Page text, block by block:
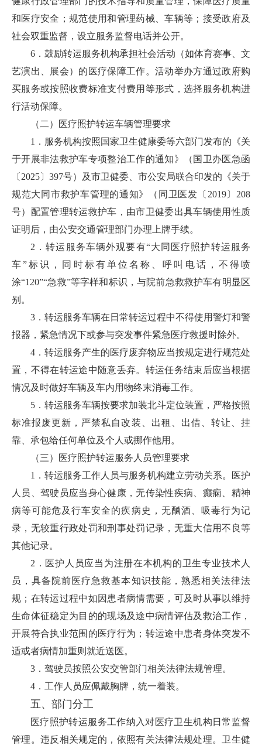
和医疗安全；规范使用和管理药械、车辆等；接受政府及
社会双重监督，设立服务监督电话并公开。
6．鼓励转运服务机构承担社会活动（如体育赛事、文
艺演出、展会）的医疗保障工作。活动举办方通过政府购
买服务或按照收费标准支付费用等形式，选择服务机构进
行活动保障。
（二）医疗照护转运车辆管理要求
1．服务机构按照国家卫生健康委等六部门发布的《关
于开展非法救护车专项整治工作的通知》（国卫办医急函
〔2025〕397号）及市卫健委、市公安局联合印发的《关于
规范大同市救护车管理的通知》（同卫医发〔2019〕208
号）配置管理转运救护车，由市卫健委出具车辆使用性质
证明后，由公安交通管理部门办理上牌手续。
2．转运服务车辆外观要有“大同医疗照护转运服务
车”标识，同时标有单位名称、呼叫电话，不得喷
涂“120”“急救”等字样和标识，与院前急救救护车有明显区
别。
3．转运服务车辆在日常转运过程中不得使用警灯和警
报器，紧急情况下或参与突发事件紧急医疗救援时除外。
4．转运服务产生的医疗废弃物应当按规定进行规范处
置，不得在转运途中随意丢弃。转运任务结束后应当根据
情况及时做好车辆及车内用物终末消毒工作。
5．转运服务车辆按要求加装北斗定位装置，严格按照
标准报废更新，严禁私自改装、出租、出借、转让、挂
靠、承包给任何单位及个人或挪作他用。
（三）医疗照护转运服务人员管理要求
1．转运服务工作人员与服务机构建立劳动关系。医护
人员、驾驶员应当身心健康，无传染性疾病、癫痫、精神
病等可能危及行车安全的疾病史，无酗酒、吸毒行为记
录，无较重行政处罚和刑事处罚记录，无重大信用不良等
其他记录。
2．医护人员应当为注册在本机构的卫生专业技术人
员，具备院前医疗急救基本知识技能，熟悉相关法律法
规；在转运过程中如因患者病情需要，可及时从事以维持
生命体征稳定为目的的现场及途中病情评估及救治工作，
开展符合执业范围的医疗行为；转运途中患者身体突发不
适或者病情加重则就近送医。
3．驾驶员按照公安交管部门相关法律法规管理。
4．工作人员应佩戴胸牌，统一着装。
五、部门分工
医疗照护转运服务工作纳入对医疗卫生机构日常监督
管理。违反相关规定的，依照有关法律法规处理。卫生健